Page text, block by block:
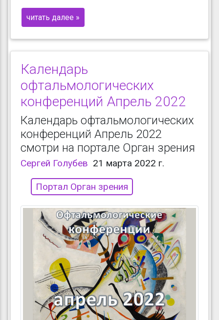
читать далее »
Календарь
офтальмологических
конференций Апрель 2022
Календарь офтальмологических
конференций Апрель 2022
смотри на портале Орган зрения
Сергей Голубев 21 марта 2022 г.
Портал Орган зрения